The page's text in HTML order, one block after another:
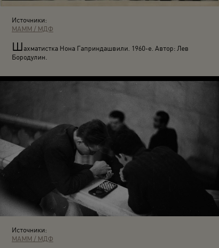
Источники:
МАММ / МДФ
Шахматистка Нона Гаприндашвили. 1960-е. Автор: Лев
Бородулин.
Источники:
МАММ / МДФ